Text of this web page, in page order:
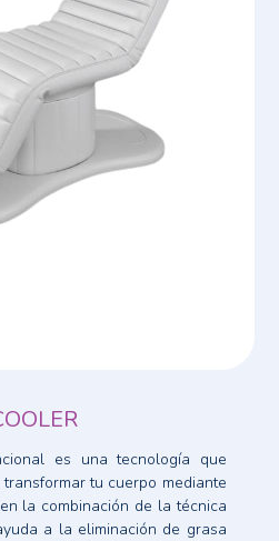
es una tecnología que
tu cuerpo mediante
la combinación de la técnica
a la eliminación de grasa